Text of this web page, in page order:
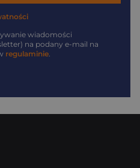
wiadomości
na podany e-mail na
regulaminie.